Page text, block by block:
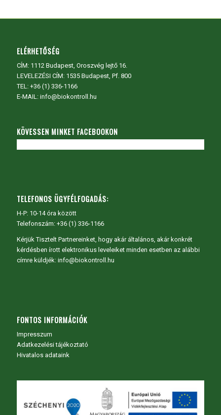
ELÉRHETŐSÉG
CÍM: 1112 Budapest, Oroszvég lejtő 16.
LEVELEZÉSI CÍM: 1535 Budapest, Pf. 800
TEL: +36 (1) 336-1166
E-MAIL: info@biokontroll.hu
KÖVESSEN MINKET FACEBOOKON
TELEFONOS ÜGYFÉLFOGADÁS:
H-P: 10-14 óra között
Telefonszám: +36 (1) 336-1166
Kérjük Tisztelt Partnereinket, hogy akár általános, akár konkrét
kérdésben írott elektronikus leveleiket minden esetben az alábbi
címre küldjék: info@biokontroll.hu
FONTOS INFORMÁCIÓK
Impresszum
Adatkezelési tájékoztató
Hivatalos adataink